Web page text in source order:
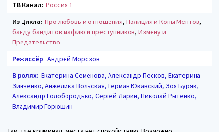
ТВ Канал: Россия 1
Из Цикла: Про любовь и отношения, Полиция и Копы Ментов,
банду бандитов мафию и преступников, Измену и
Предательство
Режиссёр: Андрей Морозов
В ролях: Екатерина Семенова, Александр Песков, Екатерина
Зинченко, Анжелика Вольская, Герман Юкавский, Зоя Буряк,
Александр Голобородько, Сергей Ларин, Николай Рытенко,
Владимир Горюшин